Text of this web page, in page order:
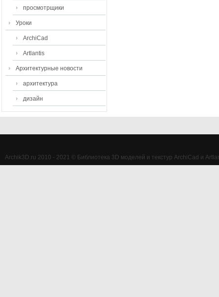
просмотрщики
Уроки
ArchiCad
Artlantis
Архитектурные новости
архитектура
дизайн
Archik3D.ru 2010 - 2021 © Библиотека 3D моделей и текстур ArchiCad и